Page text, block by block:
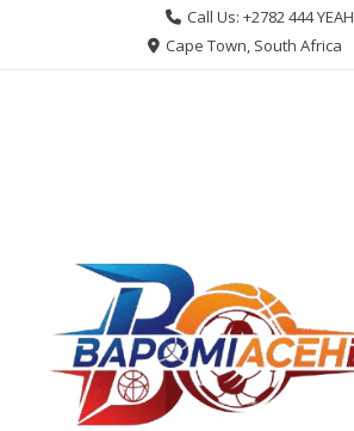
Call Us: +2782 444 YEAH
Cape Town, South Africa